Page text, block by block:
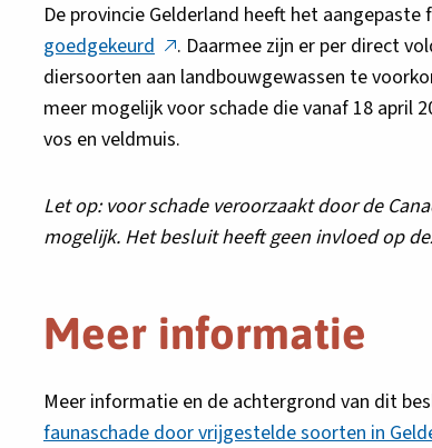
De provincie Gelderland heeft het
goedgekeurdDeze
link
opent
in
nieuw
tabblad
. Daarmee zijn er per direct
diersoorten aan landbouwgewassen te
meer mogelijk voor schade die vanaf 18 april
vos en veldmuis.
Let op: voor schade veroorzaakt door de
mogelijk. Het besluit heeft geen invloed op
Meer informatie
Meer informatie en de achtergrond van dit
faunaschade door vrijgestelde soorten in